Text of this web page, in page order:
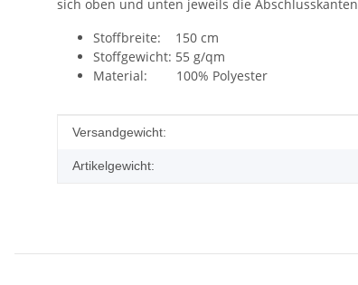
sich oben und unten jeweils die
Stoffbreite: 150 cm
Stoffgewicht: 55 g/qm
Material: 100% Polyester
Produkteigenschaft
Wert
Versandgewicht:
Artikelgewicht: